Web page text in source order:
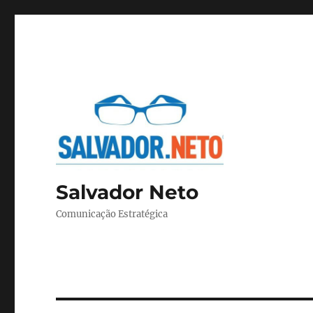
Salvador Neto
Comunicação Estratégica